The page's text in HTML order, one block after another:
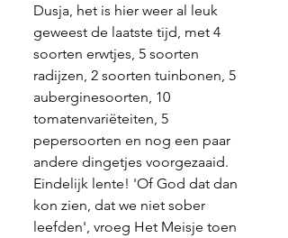
Dusja, het is hier weer al leuk
geweest de laatste tijd, met 4
soorten erwtjes, 5 soorten
radijzen, 2 soorten tuinbonen, 5
auberginesoorten, 10
tomatenvariëteiten, 5
pepersoorten en nog een paar
andere dingetjes voorgezaaid.
Eindelijk lente! 'Of God dat dan
kon zien, dat we niet sober
leefden', vroeg Het Meisje toen